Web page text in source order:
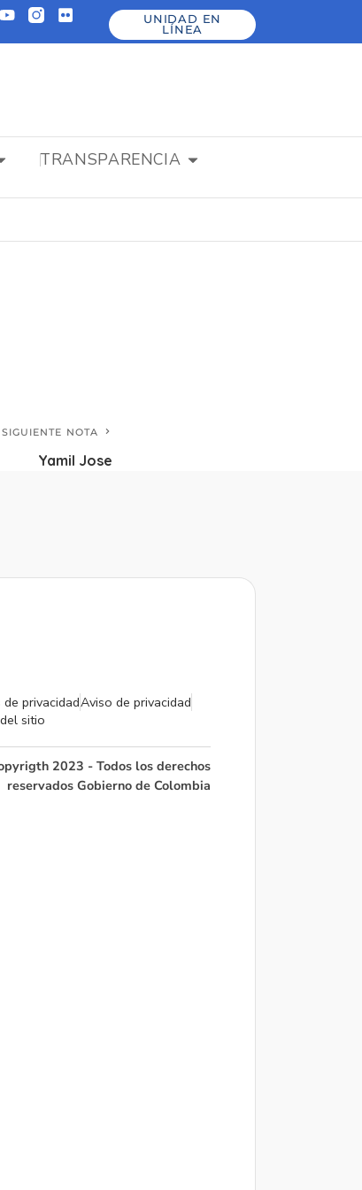
UNIDAD EN
LÍNEA
TRANSPARENCIA
de búsqueda
SIGUIENTE NOTA
Yamil Jose
privacidadAviso de privacidad
sitio
2023 - Todos los derechos
reservados Gobierno de Colombia